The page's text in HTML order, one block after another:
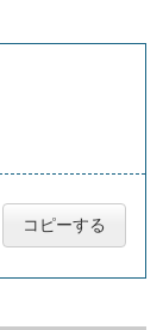
コピーする